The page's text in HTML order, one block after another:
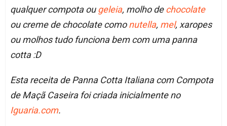
qualquer compota ougeleia, molho dechocolate
ou creme de chocolate comonutella, mel, xaropes
ou molhos tudo funciona bem com uma panna
cotta :D
Esta receita de Panna Cotta Italiana com Compota
de Maçã Caseira foi criada inicialmente no
Iguaria.com.